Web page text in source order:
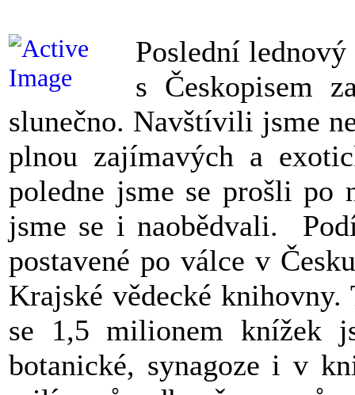
Poslední
s Českopisem
slunečno. Navštívili jsme
plnou zajímavých a
poledne jsme se prošli po
jsme se i naobědvali.
postavené po válce v
Krajské vědecké
se 1,5 milionem knížek
botanické, synagoze i v